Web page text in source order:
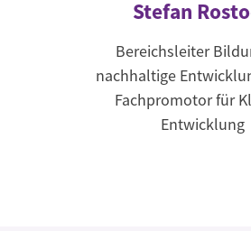
Stefan
Bereichsleiter
nachhaltige
Fachpromotor für
Entwicklung